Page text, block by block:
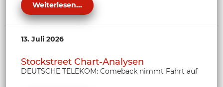
Weiterlesen...
13. Juli 2026
Stockstreet Chart-Analysen
DEUTSCHE TELEKOM: Comeback nimmt Fahrt auf